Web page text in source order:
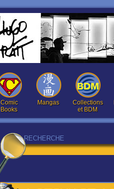
Comic
Books
Mangas
Collections
et BDM